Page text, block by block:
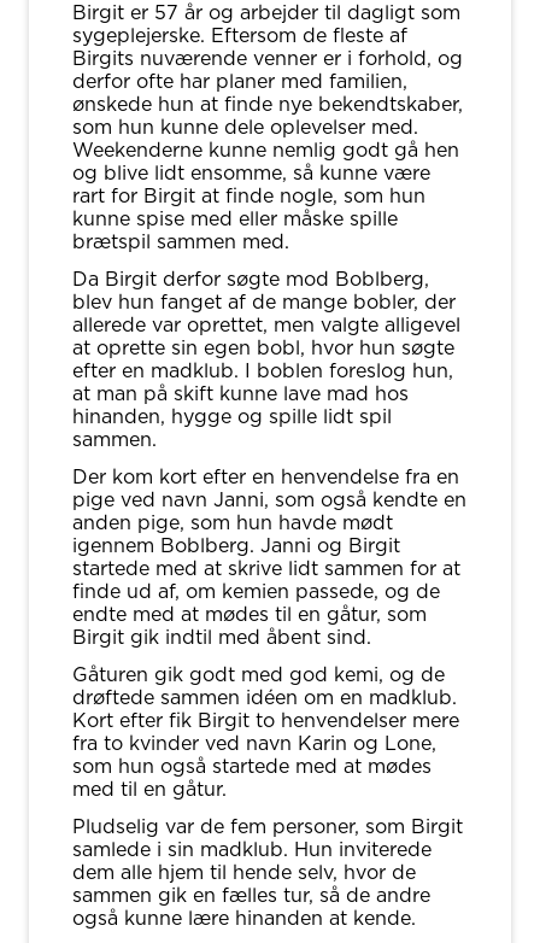
Birgit er 57 år og arbejder til dagligt som
sygeplejerske. Eftersom de fleste af
Birgits nuværende venner er i forhold, og
derfor ofte har planer med familien,
ønskede hun at finde nye bekendtskaber,
som hun kunne dele oplevelser med.
Weekenderne kunne nemlig godt gå hen
og blive lidt ensomme, så kunne være
rart for Birgit at finde nogle, som hun
kunne spise med eller måske spille
brætspil sammen med.
Da Birgit derfor søgte mod Boblberg,
blev hun fanget af de mange bobler, der
allerede var oprettet, men valgte alligevel
at oprette sin egen bobl, hvor hun søgte
efter en madklub. I boblen foreslog hun,
at man på skift kunne lave mad hos
hinanden, hygge og spille lidt spil
sammen.
Der kom kort efter en henvendelse fra en
pige ved navn Janni, som også kendte en
anden pige, som hun havde mødt
igennem Boblberg. Janni og Birgit
startede med at skrive lidt sammen for at
finde ud af, om kemien passede, og de
endte med at mødes til en gåtur, som
Birgit gik indtil med åbent sind.
Gåturen gik godt med god kemi, og de
drøftede sammen idéen om en madklub.
Kort efter fik Birgit to henvendelser mere
fra to kvinder ved navn Karin og Lone,
som hun også startede med at mødes
med til en gåtur.
Pludselig var de fem personer, som Birgit
samlede i sin madklub. Hun inviterede
dem alle hjem til hende selv, hvor de
sammen gik en fælles tur, så de andre
også kunne lære hinanden at kende.